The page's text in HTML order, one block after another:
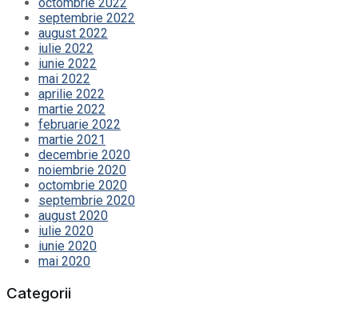
septembrie 2022
august 2022
iulie 2022
iunie 2022
mai 2022
aprilie 2022
martie 2022
februarie 2022
martie 2021
decembrie 2020
noiembrie 2020
octombrie 2020
septembrie 2020
august 2020
iulie 2020
iunie 2020
mai 2020
Categorii